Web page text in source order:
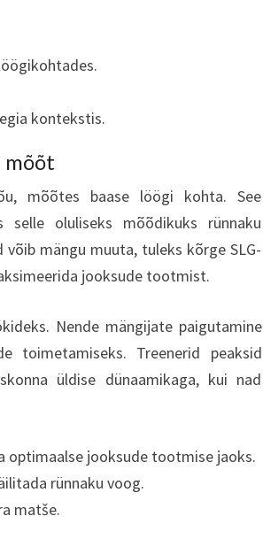
kontekstis.
mõõt
mõõtes baase löögi kohta. See
selle oluliseks mõõdikuks rünnaku
mängu muuta, tuleks kõrge SLG-
jooksude tootmist.
Nende mängijate paigutamine
toimetamiseks. Treenerid peaksid
üldise dünaamikaga, kui nad
optimaalse jooksude tootmise jaoks.
rünnaku voog.
matše.